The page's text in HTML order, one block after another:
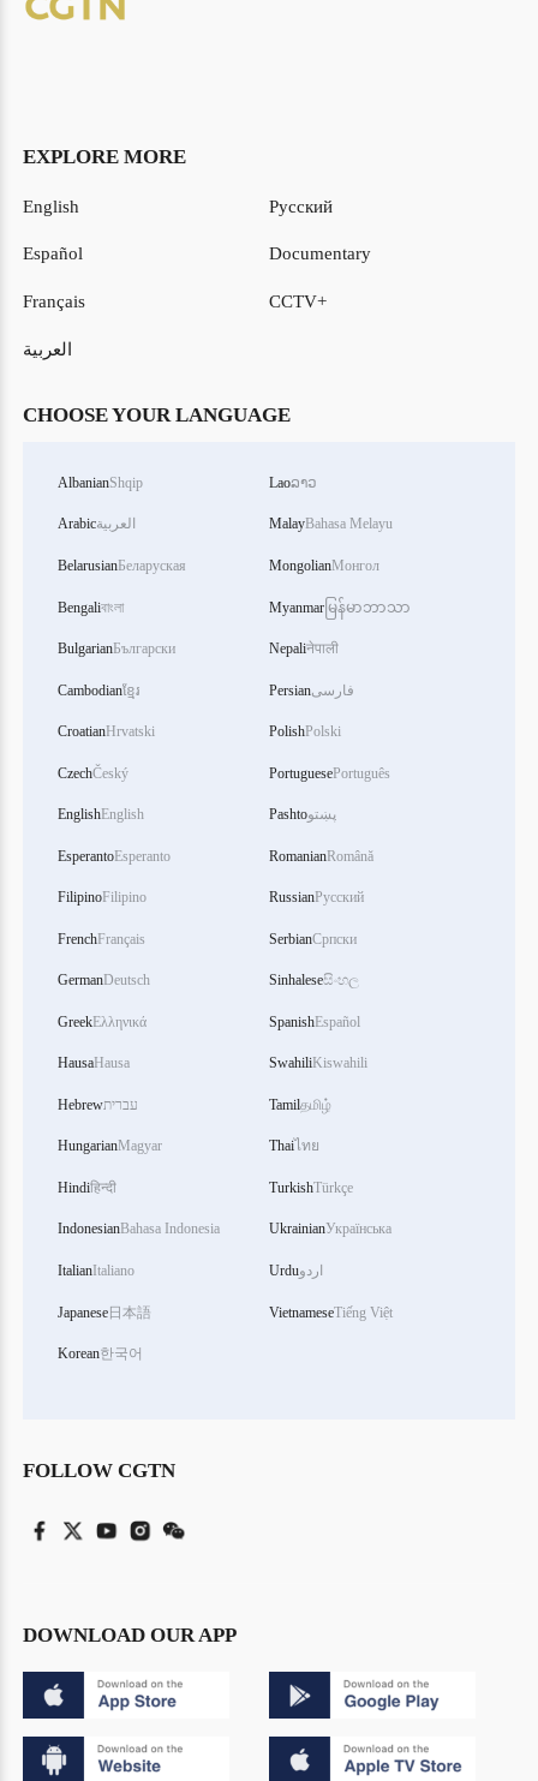
EXPLORE MORE
English
Español
Français
العربية
Русский
Documentary
CCTV+
CHOOSE YOUR LANGUAGE
AlbanianShqip
Arabicالعربية
BelarusianБеларуская
Bengaliবাংলা
BulgarianБългарски
Cambodianខ្មែរ
CroatianHrvatski
CzechČeský
EnglishEnglish
EsperantoEsperanto
FilipinoFilipino
FrenchFrançais
GermanDeutsch
GreekΕλληνικά
HausaHausa
Hebrewעברית
HungarianMagyar
Hindiहिन्दी
IndonesianBahasa Indonesia
ItalianItaliano
Japanese日本語
Korean한국어
Laoລາວ
MalayBahasa Melayu
MongolianМонгол
Myanmar မြန်မာဘာသာ
Nepaliनेपाली
Persianفارسی
PolishPolski
PortuguesePortuguês
Pashtoپښتو
RomanianRomână
RussianРусский
SerbianСрпски
Sinhaleseසිංහල
SpanishEspañol
SwahiliKiswahili
Tamilதமிழ்
Thaiไทย
TurkishTürkçe
UkrainianУкраїнська
Urduاردو
VietnameseTiếng Việt
FOLLOW CGTN
DOWNLOAD OUR APP